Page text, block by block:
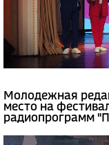
Молодежная
место на
радиопрограмм